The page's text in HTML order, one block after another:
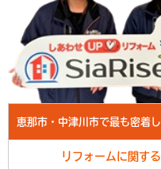
恵那市・中津川市で最も密着
リフォームに関す